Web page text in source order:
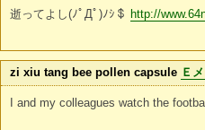
逝ってよし(ﾉﾟДﾟ)ﾉｼ＄ http://
zi xiu tang bee pollen capsule Ｅ
I and my colleagues watch the